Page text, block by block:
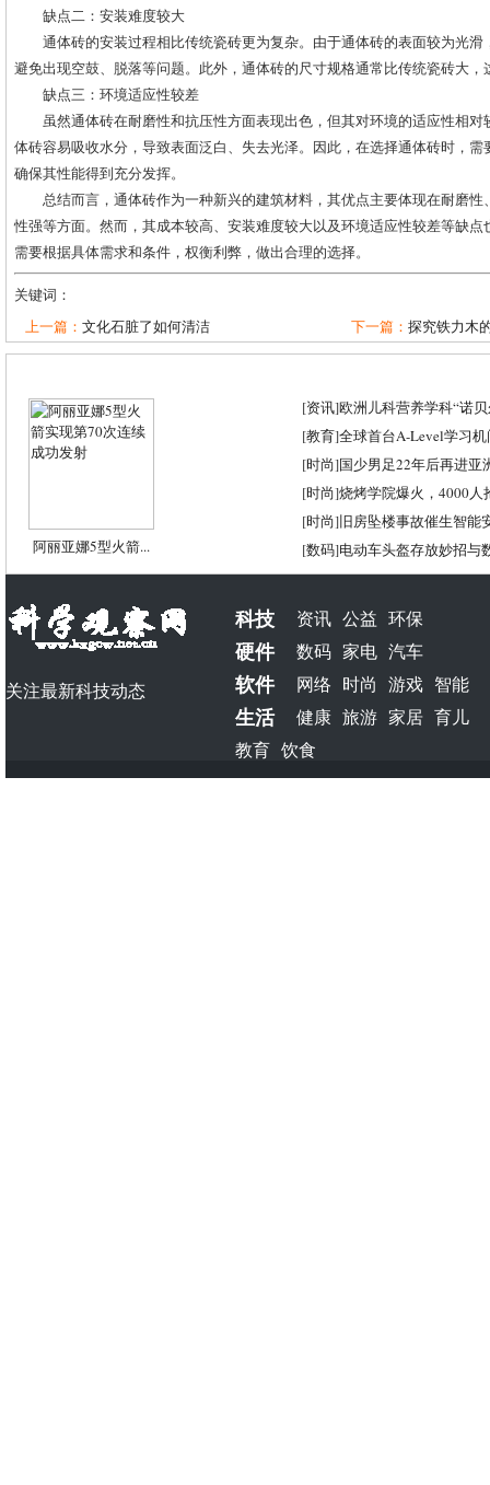
缺点二：安装难度较大
通体砖的安装过程相比传统瓷砖更为复杂。由于通体砖的表面较为光
避免出现空鼓、脱落等问题。此外，通体砖的尺寸规格通常比传统瓷砖大
缺点三：环境适应性较差
虽然通体砖在耐磨性和抗压性方面表现出色，但其对环境的适应性相
体砖容易吸收水分，导致表面泛白、失去光泽。因此，在选择通体砖时，
确保其性能得到充分发挥。
总结而言，通体砖作为一种新兴的建筑材料，其优点主要体现在耐磨
性强等方面。然而，其成本较高、安装难度较大以及环境适应性较差等缺
需要根据具体需求和条件，权衡利弊，做出合理的选择。
关键词：
上一篇： 文化石脏了如何清洁 下一篇： 探究铁力木
阿丽亚娜5型火箭...
[资讯]欧洲儿科营养学科“诺
[教育]全球首台A-Level学习
[时尚]国少男足22年后再进亚
[时尚]烧烤学院爆火，4000人
[时尚]旧房坠楼事故催生智能
[数码]电动车头盔存放妙招与
关注最新科技动态
科技 资讯 公益 环保
硬件 数码 家电 汽车
软件 网络 时尚 游戏 智能
生活 健康 旅游 家居 育儿
教育 饮食